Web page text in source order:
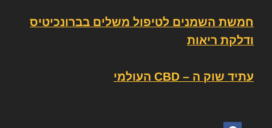
חמשת השמנים לטיפול משלים בברונכיטיס
ודלקת ריאות
עתיד שוק ה – CBD העולמי